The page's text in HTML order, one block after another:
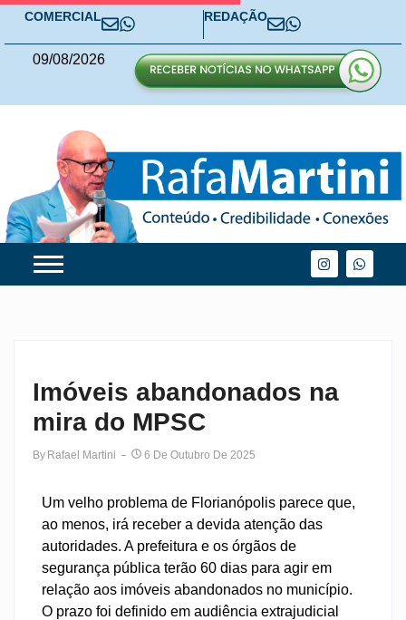
COMERCIAL REDAÇÃO
09/08/2026
Imóveis abandonados na
mira do MPSC
By Rafael Martini 6 De Outubro De 2025
Um velho problema de Florianópolis parece que,
ao menos, irá receber a devida atenção das
autoridades. A prefeitura e os órgãos de
segurança pública terão 60 dias para agir em
relação aos imóveis abandonados no município.
O prazo foi definido em audiência extrajudicial